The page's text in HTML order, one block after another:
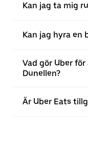
Kan jag ta mig
Kan jag hyra en
Vad gör Uber
Dunellen?
Är Uber Eats